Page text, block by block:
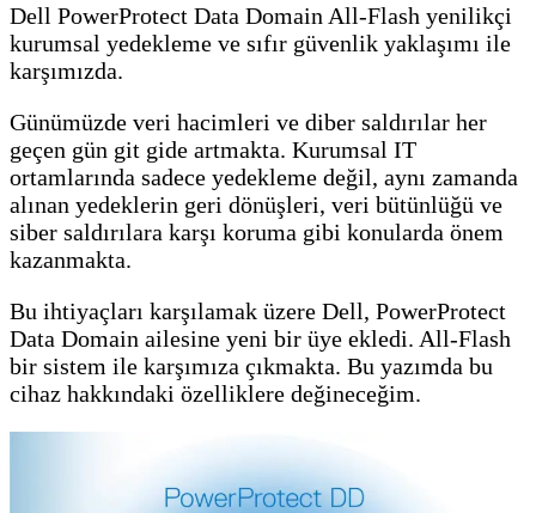
Dell PowerProtect Data Domain All-Flash yenilikçi
kurumsal yedekleme ve sıfır güvenlik yaklaşımı ile
karşımızda.
Günümüzde veri hacimleri ve diber saldırılar her
geçen gün git gide artmakta. Kurumsal IT
ortamlarında sadece yedekleme değil, aynı zamanda
alınan yedeklerin geri dönüşleri, veri bütünlüğü ve
siber saldırılara karşı koruma gibi konularda önem
kazanmakta.
Bu ihtiyaçları karşılamak üzere Dell, PowerProtect
Data Domain ailesine yeni bir üye ekledi. All-Flash
bir sistem ile karşımıza çıkmakta. Bu yazımda bu
cihaz hakkındaki özelliklere değineceğim.